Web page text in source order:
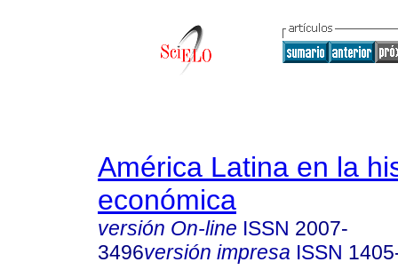
América Latina en la
económica
versión On-line ISSN 2007-
3496versión impresa ISSN